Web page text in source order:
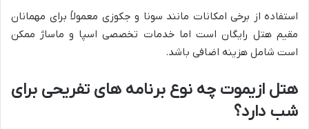
استفاده از برخی امکانات مانند سونا و جکوزی معمولاً برای مهمانان
مقیم هتل رایگان است اما خدمات تخصصی اسپا و ماساژ ممکن
است شامل هزینه اضافی باشد.
هتل ازیموت چه نوع برنامه های تفریحی برای
شب دارد؟